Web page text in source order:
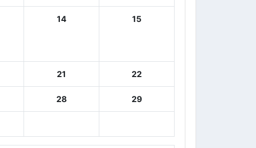
14 15
21 22
28 29